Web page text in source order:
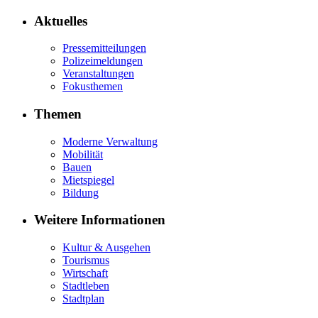
Aktuelles
Pressemitteilungen
Polizeimeldungen
Veranstaltungen
Fokusthemen
Themen
Moderne Verwaltung
Mobilität
Bauen
Mietspiegel
Bildung
Weitere Informationen
Kultur & Ausgehen
Tourismus
Wirtschaft
Stadtleben
Stadtplan